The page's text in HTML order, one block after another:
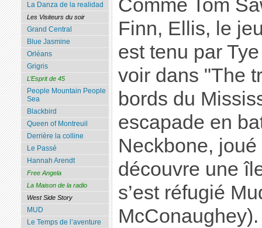
Comme Tom
Finn, Ellis, le
est tenu par
voir dans "The
bords du
escapade en
Neckbone,
découvre une
s’est réfugié
La Danza de la realidad
Les Visiteurs du soir
Grand Central
Blue Jasmine
Orléans
Grigris
L’Esprit de 45
People Mountain People
Sea
Blackbird
Queen of Montreuil
Derrière la colline
Le Passé
Hannah Arendt
Free Angela
La Maison de la radio
West Side Story
MUD
Le Temps de l’aventure